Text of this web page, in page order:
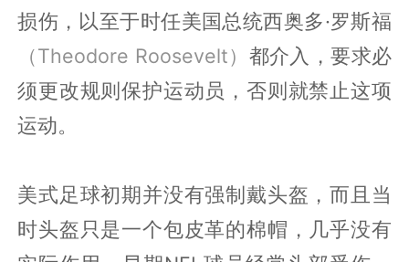
损伤，以至于时任美国总统西奥多·罗斯福
（Theodore Roosevelt） 都介入，要求必
须更改规则保护运动员，否则就禁止这项
运动。
美式足球初期并没有强制戴头盔，而且当
时头盔只是一个包皮革的棉帽，几乎没有